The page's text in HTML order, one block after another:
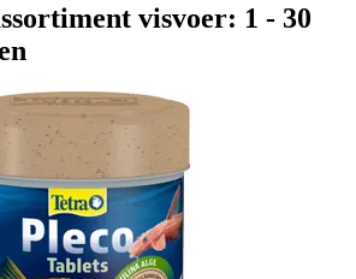
visvoer: 1 - 30